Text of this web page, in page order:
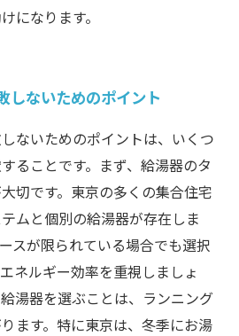
になります。
しないためのポイント
ないためのポイントは、いくつ
ることです。まず、給湯器のタ
切です。東京の多くの集合住宅
ムと個別の給湯器が存在しま
スが限られている場合でも選択
ネルギー効率を重視しましょ
湯器を選ぶことは、ランニング
ます。特に東京は、冬季にお湯